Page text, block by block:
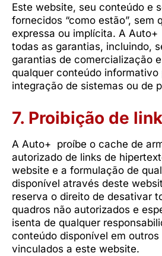
Este website, seu conteúdo e
fornecidos “como estão”, sem
expressa ou implícita. A
todas as garantias, incluindo,
garantias de comercialização
qualquer conteúdo informativo
integração de sistemas ou de
7. Proibição de
A Auto+ proíbe o cache de
autorizado de links de
website e a formulação de
disponível através deste
reserva o direito de desativar
quadros não autorizados e
isenta de qualquer
conteúdo disponível em outros
vinculados a este website.